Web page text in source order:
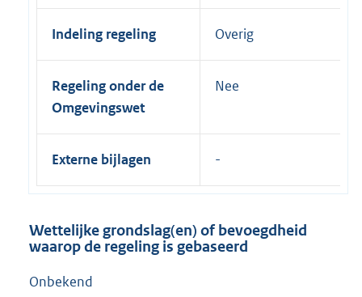
Indeling regeling Overig
Regeling onder de
Omgevingswet
Nee
Externe bijlagen
Wettelijke grondslag(en) of bevoegdheid
waarop de regeling is gebaseerd
Onbekend